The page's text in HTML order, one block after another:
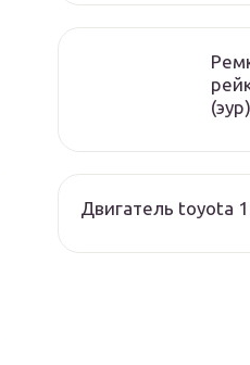
Двигатель toyota